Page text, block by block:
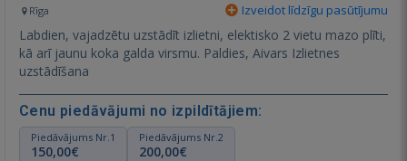
Rīga Izveidot līdzīgu pasūtījumu
Labdien, vajadzētu uzstādīt izlietni, elektisko 2 vietu mazo plīti,
kā arī jaunu koka galda virsmu. Paldies, Aivars Izlietnes
uzstādīšana
Cenu piedāvājumi no izpildītājiem:
Piedāvājums Nr.1
150,00€
Piedāvājums Nr.2
200,00€